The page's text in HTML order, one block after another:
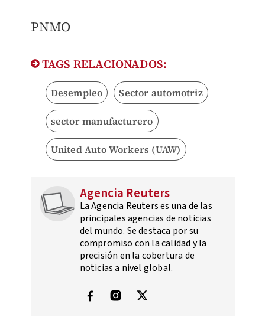
PNMO
TAGS RELACIONADOS:
Desempleo Sector automotriz
sector manufacturero
United Auto Workers (UAW)
Agencia Reuters
La Agencia Reuters es una de las
principales agencias de noticias
del mundo. Se destaca por su
compromiso con la calidad y la
precisión en la cobertura de
noticias a nivel global.